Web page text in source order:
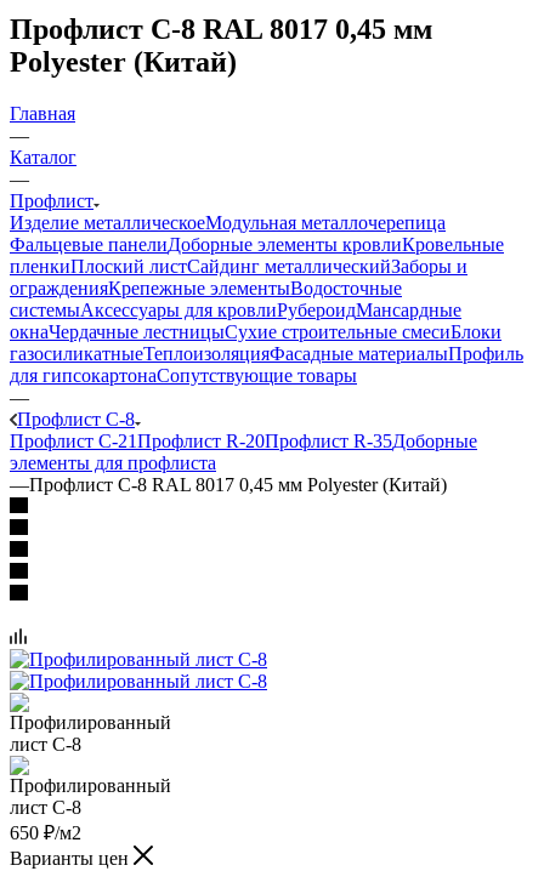
Профлист C-8 RAL 8017 0,45 мм
Polyester (Китай)
Главная
—
Каталог
—
Профлист
Изделие металлическоеМодульная металлочерепица
Фальцевые панелиДоборные элементы кровлиКровельные
пленкиПлоский листСайдинг металлическийЗаборы и
огражденияКрепежные элементыВодосточные
системыАксессуары для кровлиРубероидМансардные
окнаЧердачные лестницыСухие строительные смесиБлоки
газосиликатныеТеплоизоляцияФасадные материалыПрофиль
для гипсокартонаСопутствующие товары
—
Профлист C-8
Профлист C-21Профлист R-20Профлист R-35Доборные
элементы для профлиста
—Профлист C-8 RAL 8017 0,45 мм Polyester (Китай)
650 ₽/м2
Варианты цен